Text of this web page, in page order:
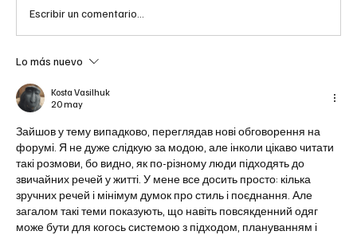
Escribir un comentario...
Lo más nuevo
Kosta Vasilhuk
20 may
Зайшов у тему випадково, переглядав нові обговорення на
форумі. Я не дуже слідкую за модою, але інколи цікаво читати
такі розмови, бо видно, як по-різному люди підходять до
звичайних речей у житті. У мене все досить просто: кілька
зручних речей і мінімум думок про стиль і поєднання. Але
загалом такі теми показують, що навіть повсякденний одяг
може бути для когось системою з підходом, плануванням і